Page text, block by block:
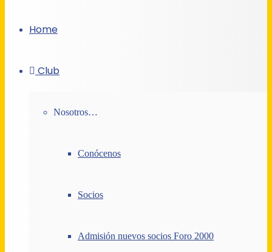
Home
Club
Nosotros…
Conócenos
Socios
Admisión nuevos socios Foro 2000